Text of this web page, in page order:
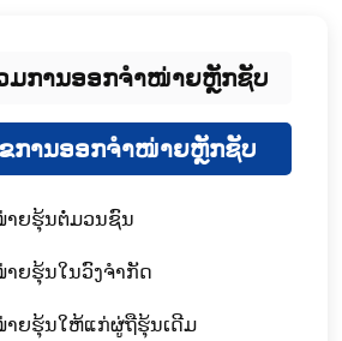
ມການອອກຈໍາໜ່າຍຫຼັກຊັບ
ການອອກຈໍາໜ່າຍຫຼັກຊັບ
າຍຮຸ້ນຕໍ່ມວນຊົນ
ຍຮຸ້ນໃນວົງຈໍາກັດ
າຍຮຸ້ນໃຫ້ແກ່ຜູ່ຖືຮຸ້ນເດີມ